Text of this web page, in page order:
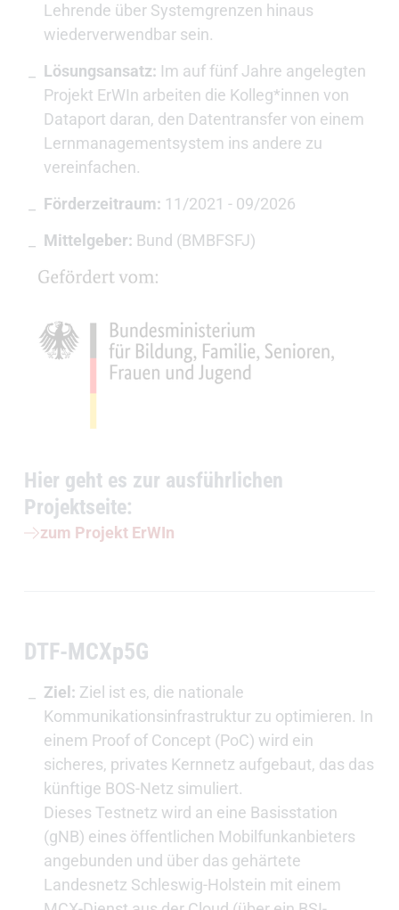
Lehrende über Systemgrenzen hinaus
wiederverwendbar sein.
Lösungsansatz: Im auf fünf Jahre angelegten
Projekt ErWIn arbeiten die Kolleg*innen von
Dataport daran, den Datentransfer von einem
Lernmanagementsystem ins andere zu
vereinfachen.
Förderzeitraum: 11/2021 - 09/2026
Mittelgeber: Bund (BMBFSFJ)
Hier geht es zur ausführlichen
Projektseite:
zum Projekt ErWIn
DTF-MCXp5G
Ziel: Ziel ist es, die nationale
Kommunikationsinfrastruktur zu optimieren. In
einem Proof of Concept (PoC) wird ein
sicheres, privates Kernnetz aufgebaut, das das
künftige BOS-Netz simuliert.
Dieses Testnetz wird an eine Basisstation
(gNB) eines öffentlichen Mobilfunkanbieters
angebunden und über das gehärtete
Landesnetz Schleswig-Holstein mit einem